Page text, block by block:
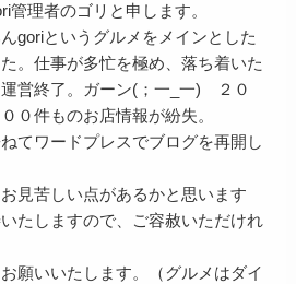
管理者のゴリと申します。
goriというグルメをメインとした
。仕事が多忙を極め、落ち着いた
営終了。ガーン(；一_一) ２０
０件ものお店情報が紛失。
てワードプレスでブログを再開し
見苦しい点があるかと思います
たしますので、ご容赦いただけれ
願いいたします。（グルメはダイ